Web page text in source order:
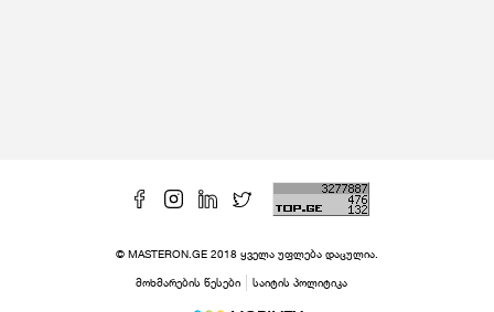
© MASTERON.GE 2018 ყველა უფლება დაცულია.
მოხმარების წესები საიტის პოლიტიკა